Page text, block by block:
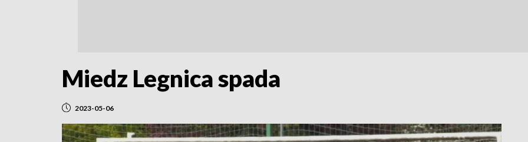
Miedz Legnica spada
2023-05-06